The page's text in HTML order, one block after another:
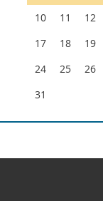
10
11 12
17
18 19
24
25 26
31